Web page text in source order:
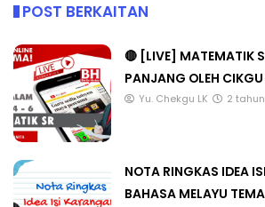
POST BERKAITAN
🔴 [LIVE] MATEMATIK
PANJANG OLEH
Yu. Chekgu LK 2
NOTA RINGKAS IDEA
BAHASA MELAYU